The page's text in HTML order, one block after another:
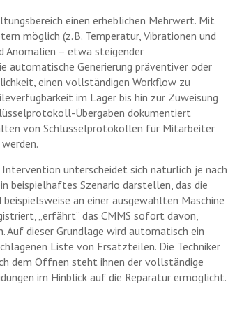
einen erheblichen Mehrwert. Mit
möglich (z. B. Temperatur, Vibrationen und
Anomalien – etwa steigender
automatische Generierung präventiver oder
einen vollständigen Workflow zu
im Lager bis hin zur Zuweisung
Übergaben dokumentiert
von Schlüsselprotokollen für Mitarbeiter
Intervention unterscheidet sich natürlich je nach
beispielhaftes Szenario darstellen, das die
an einer ausgewählten Maschine
„erfährt“ das CMMS sofort davon,
Auf dieser Grundlage wird automatisch ein
Liste von Ersatzteilen. Die Techniker
dem Öffnen steht ihnen der vollständige
im Hinblick auf die Reparatur ermöglicht.